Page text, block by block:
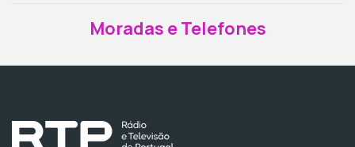
Moradas e Telefones